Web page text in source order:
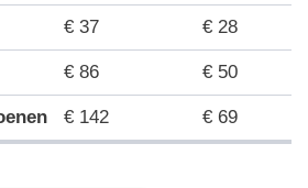
€ 37 € 28
€ 86 € 50
€ 142 € 69